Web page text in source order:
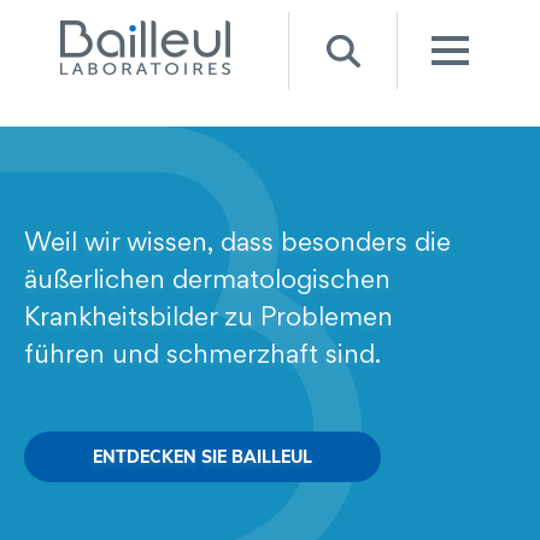
Weil wir wissen, dass besonders die
äußerlichen dermatologischen
Krankheitsbilder zu Problemen
führen und schmerzhaft sind.
ENTDECKEN SIE BAILLEUL